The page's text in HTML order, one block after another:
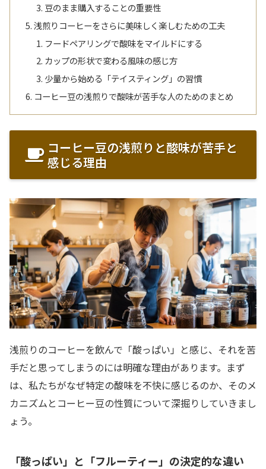
豆のまま購入することの重要性
浅煎りコーヒーをさらに美味しく楽しむための工夫
フードペアリングで酸味をマイルドにする
カップの形状で変わる風味の感じ方
少量から始める「テイスティング」の習慣
コーヒー豆の浅煎りで酸味が苦手な人のためのまとめ
コーヒー豆の浅煎りと酸味が苦手と
感じる理由
浅煎りのコーヒーを飲んで「酸っぱい」と感じ、それを苦
手だと思ってしまうのには明確な理由があります。まず
は、私たちがなぜ特定の酸味を不快に感じるのか、そのメ
カニズムとコーヒー豆の性質について深掘りしていきまし
ょう。
「酸っぱい」と「フルーティー」の決定的な違い